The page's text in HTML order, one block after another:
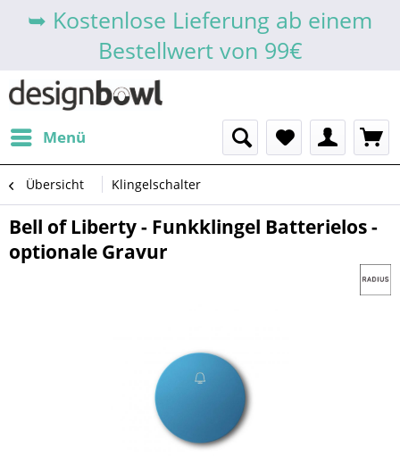
➥ Kostenlose Lieferung ab einem
Bestellwert von 99€
Menü
Übersicht Klingelschalter
Bell of Liberty - Funkklingel Batterielos -
optionale Gravur